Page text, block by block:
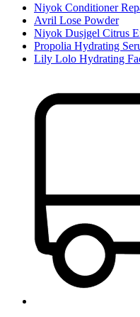
Niyok Conditioner
Avril Lose Powder
Niyok Dusjgel Citrus
Propolia Hydrating
Lily Lolo Hydrating